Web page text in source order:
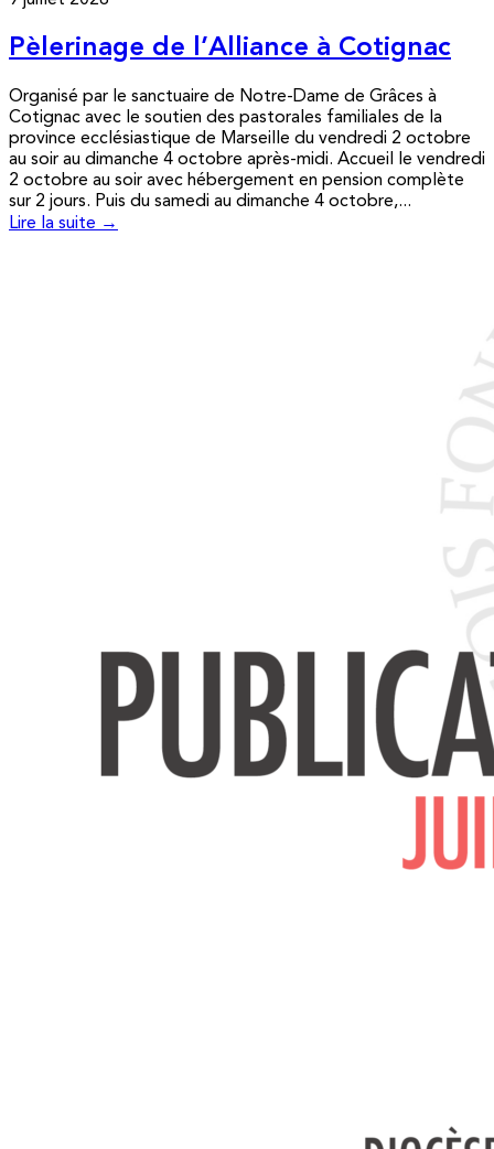
Pèlerinage de l’Alliance à Cotignac
Organisé par le sanctuaire de Notre-Dame de Grâces à
Cotignac avec le soutien des pastorales familiales de la
province ecclésiastique de Marseille du vendredi 2 octobre
au soir au dimanche 4 octobre après-midi. Accueil le vendredi
2 octobre au soir avec hébergement en pension complète
sur 2 jours. Puis du samedi au dimanche 4 octobre,...
Lire la suite →